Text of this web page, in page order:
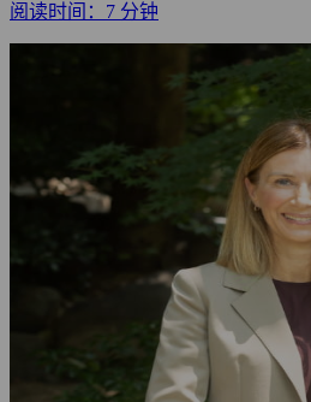
阅读时间：7 分钟